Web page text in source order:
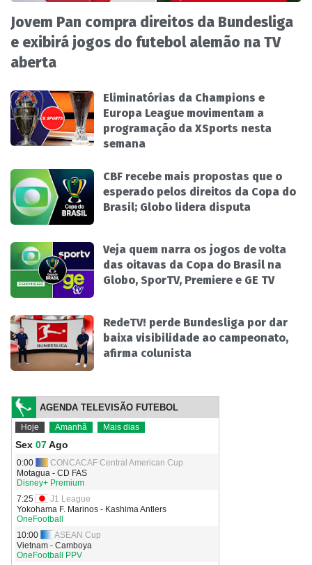
Jovem Pan compra direitos da Bundesliga
e exibirá jogos do futebol alemão na TV
aberta
Eliminatórias da Champions e
Europa League movimentam a
programação da XSports nesta
semana
CBF recebe mais propostas que o
esperado pelos direitos da Copa do
Brasil; Globo lidera disputa
Veja quem narra os jogos de volta
das oitavas da Copa do Brasil na
Globo, SporTV, Premiere e GE TV
RedeTV! perde Bundesliga por dar
baixa visibilidade ao campeonato,
afirma colunista